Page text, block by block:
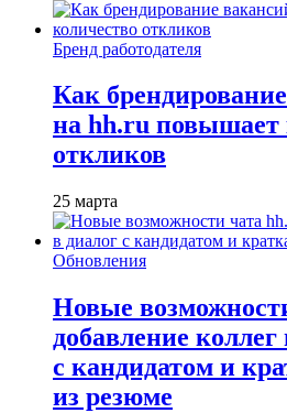
Бренд работодателя
Как
на hh.ru повышает
откликов
25 марта
Обновления
Новые
добавление коллег
с кандидатом и
из резюме